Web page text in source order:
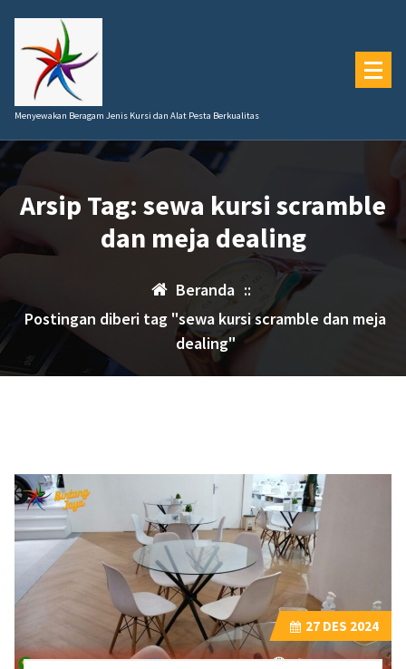
konten
Menyewakan Beragam Jenis Kursi dan Alat Pesta Berkualitas
Arsip Tag: sewa kursi scramble
dan meja dealing
Beranda ::
Postingan diberi tag "sewa kursi scramble dan meja
dealing"
27 DES 2024